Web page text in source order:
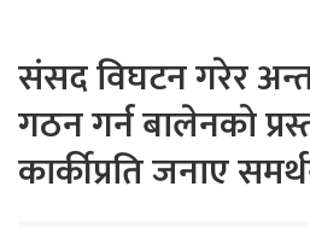
संसद विघटन गरेर
गठन गर्न बालेनको
कार्कीप्रति जनाए